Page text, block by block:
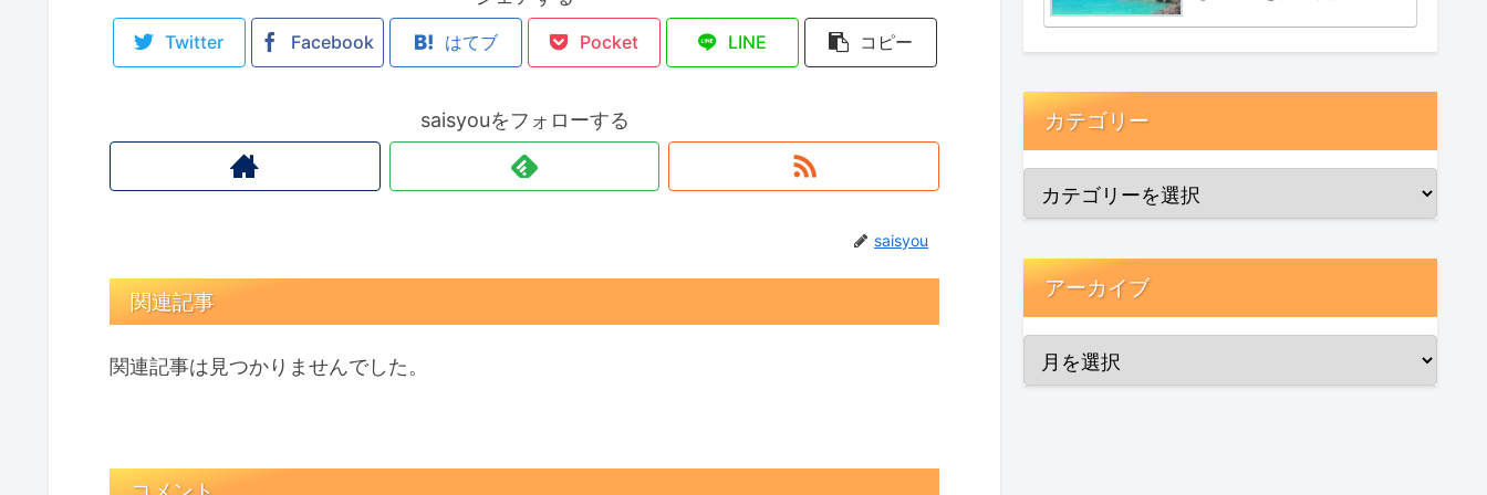
Twitter Facebook はてブ Pocket LINE コピー
saisyouをフォローする
saisyou
関連記事
関連記事は見つかりませんでした。
カテゴリー
アーカイブ